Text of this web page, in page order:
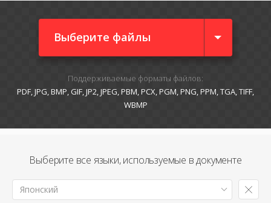
Выберите файлы
Поддерживаемые форматы файлов:
PDF, JPG, BMP, GIF, JP2, JPEG, PBM, PCX, PGM, PNG, PPM, TGA, TIFF,
WBMP
Выберите все языки, используемые в документе
Японский